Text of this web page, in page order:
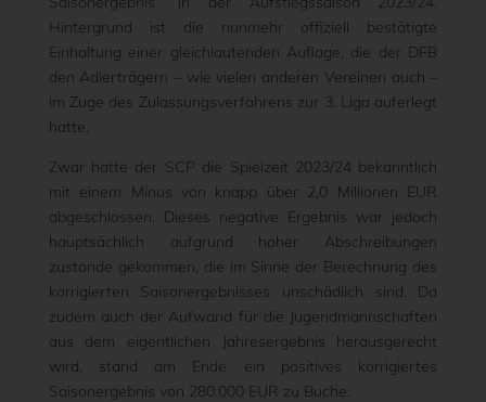
Hintergrund ist die nunmehr offiziell bestätigte
Einhaltung einer gleichlautenden Auflage, die der DFB
den Adlerträgern – wie vielen anderen Vereinen auch –
im Zuge des Zulassungsverfahrens zur 3. Liga auferlegt
hatte.
Zwar hatte der SCP die Spielzeit 2023/24 bekanntlich
mit einem Minus von knapp über 2,0 Millionen EUR
abgeschlossen. Dieses negative Ergebnis war jedoch
hauptsächlich aufgrund hoher Abschreibungen
zustande gekommen, die im Sinne der Berechnung des
korrigierten Saisonergebnisses unschädlich sind. Da
zudem auch der Aufwand für die Jugendmannschaften
aus dem eigentlichen Jahresergebnis herausgerecht
wird, stand am Ende ein positives korrigiertes
Saisonergebnis von 280.000 EUR zu Buche.